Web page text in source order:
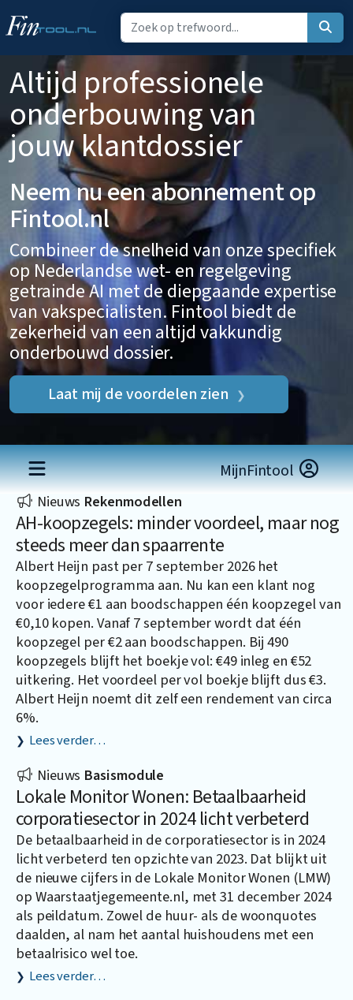
Altijd professionele
onderbouwing van
jouw klantdossier
Neem nu een abonnement op
Fintool.nl
Combineer de snelheid van onze specifiek
op Nederlandse wet- en regelgeving
getrainde AI met de diepgaande expertise
van vakspecialisten. Fintool biedt de
zekerheid van een altijd vakkundig
onderbouwd dossier.
Laat mij de voordelen zien
MijnFintool
Nieuws Rekenmodellen
AH-koopzegels: minder voordeel, maar nog
steeds meer dan spaarrente
Albert Heijn past per 7 september 2026 het
koopzegelprogramma aan. Nu kan een klant nog
voor iedere €1 aan boodschappen één koopzegel van
€0,10 kopen. Vanaf 7 september wordt dat één
koopzegel per €2 aan boodschappen. Bij 490
koopzegels blijft het boekje vol: €49 inleg en €52
uitkering. Het voordeel per vol boekje blijft dus €3.
Albert Heijn noemt dit zelf een rendement van circa
6%.
Lees verder…
Nieuws Basismodule
Lokale Monitor Wonen: Betaalbaarheid
corporatiesector in 2024 licht verbeterd
De betaalbaarheid in de corporatiesector is in 2024
licht verbeterd ten opzichte van 2023. Dat blijkt uit
de nieuwe cijfers in de Lokale Monitor Wonen (LMW)
opWaarstaatjegemeente.nl, met 31 december 2024
als peildatum. Zowel de huur- als de woonquotes
daalden, al nam het aantal huishoudens met een
betaalrisico wel toe.
Lees verder…